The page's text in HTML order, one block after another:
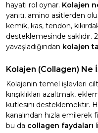
hayati rol oynar. Kolajen
yanıtı, amino asitlerden
kemik, kas, tendon,
desteklemesinde saklıdır.
yavaşladığından kolajen
Kolajen (Collagen) Ne
Kolajenin temel işlevleri cilt
kırışıklıkları azaltmak,
kütlesini desteklemektir.
kanalından hızla
bu da collagen faydaları